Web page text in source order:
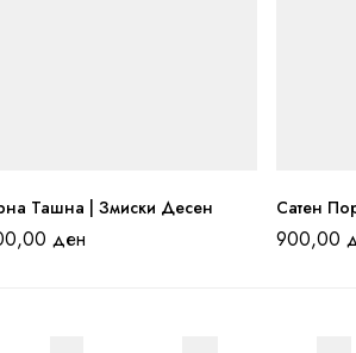
Ташна | Змиски Десен
ден
Сатен
900,00